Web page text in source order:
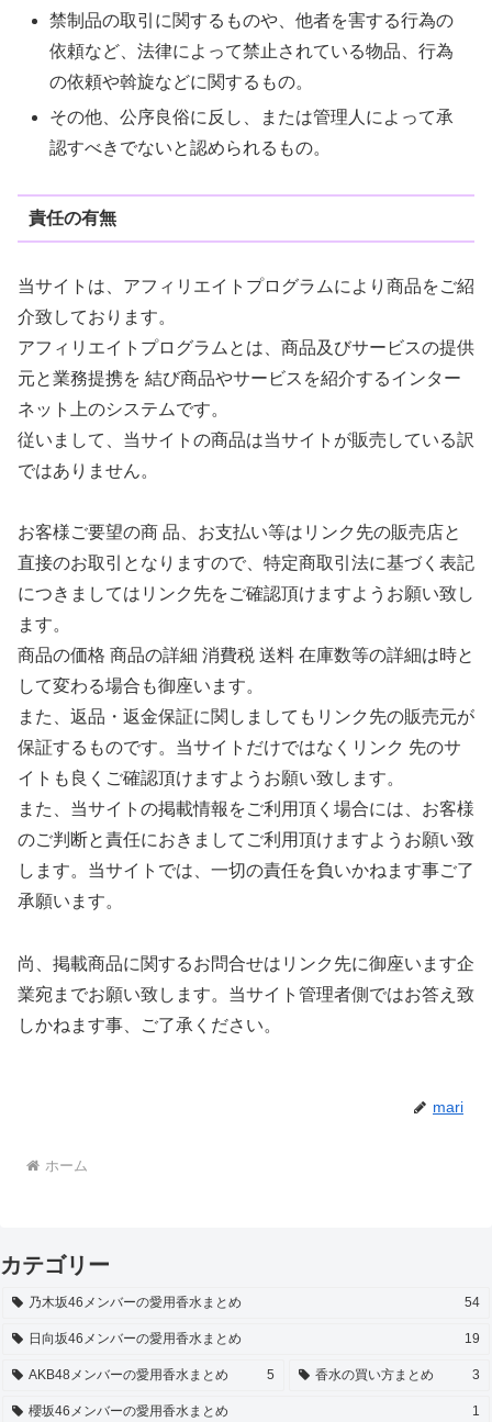
禁制品の取引に関するものや、他者を害する行為の
依頼など、法律によって禁止されている物品、行為
の依頼や斡旋などに関するもの。
その他、公序良俗に反し、または管理人によって承
認すべきでないと認められるもの。
責任の有無
当サイトは、アフィリエイトプログラムにより商品をご紹
介致しております。
アフィリエイトプログラムとは、商品及びサービスの提供
元と業務提携を 結び商品やサービスを紹介するインター
ネット上のシステムです。
従いまして、当サイトの商品は当サイトが販売している訳
ではありません。
お客様ご要望の商 品、お支払い等はリンク先の販売店と
直接のお取引となりますので、特定商取引法に基づく表記
につきましてはリンク先をご確認頂けますようお願い致し
ます。
商品の価格 商品の詳細 消費税 送料 在庫数等の詳細は時と
して変わる場合も御座います。
また、返品・返金保証に関しましてもリンク先の販売元が
保証するものです。当サイトだけではなくリンク 先のサ
イトも良くご確認頂けますようお願い致します。
また、当サイトの掲載情報をご利用頂く場合には、お客様
のご判断と責任におきましてご利用頂けますようお願い致
します。当サイトでは、一切の責任を負いかねます事ご了
承願います。
尚、掲載商品に関するお問合せはリンク先に御座います企
業宛までお願い致します。当サイト管理者側ではお答え致
しかねます事、ご了承ください。
mari
ホーム
カテゴリー
乃木坂46メンバーの愛用香水まとめ 54
日向坂46メンバーの愛用香水まとめ 19
AKB48メンバーの愛用香水まとめ 5 香水の買い方まとめ 3
櫻坂46メンバーの愛用香水まとめ 1